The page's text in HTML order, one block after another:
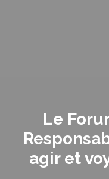
Le
agir et